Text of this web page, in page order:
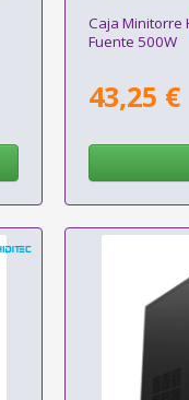
Caja Minitorre
Fuente 500W
43,25 €